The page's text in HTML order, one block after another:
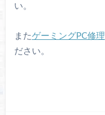
い。
またゲーミングPC修理
ださい。